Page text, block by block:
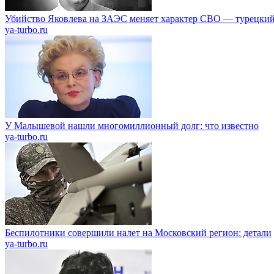
Убийство Яковлева на ЗАЭС меняет характер СВО —
ya-turbo.ru
У Малышевой нашли многомиллионный долг: что известно
ya-turbo.ru
Беспилотники совершили налет на Московский регион: детали
ya-turbo.ru